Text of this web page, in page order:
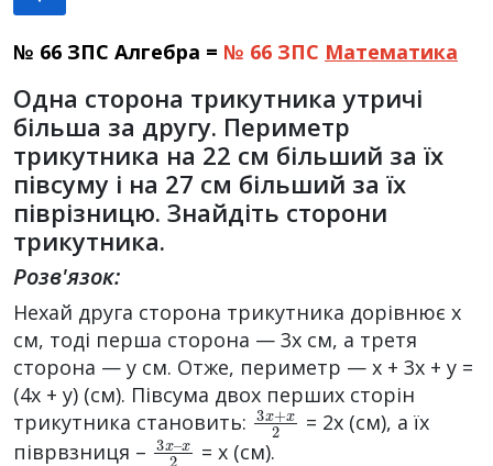
№ 66 ЗПС Алгебра = № 66 ЗПС Математика
Одна сторона трикутника утричі
більша за другу. Периметр
трикутника на 22 см більший за їх
півсуму і на 27 см більший за їх
піврізницю. Знайдіть сторони
трикутника.
Розв'язок:
Нехай друга сторона трикутника дорівнює х
см, тоді перша сторона — 3х см, а третя
сторона — y см. Отже, периметр — х + 3х + у =
(4х + у) (см). Півсума двох перших сторін
трикутника становить: 3x+x2
= 2x (см), а їх
піврвзниця – 3x–
x2
= х (см).